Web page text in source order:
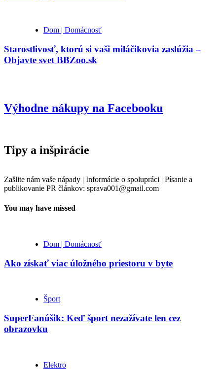
Dom | Domácnosť
Starostlivosť, ktorú si vaši miláčikovia zaslúžia –
Objavte svet BBZoo.sk
Výhodne nákupy na Facebooku
Tipy a inšpirácie
Zašlite nám vaše nápady | Informácie o spolupráci | Písanie a
publikovanie PR článkov: sprava001@gmail.com
You may have missed
Dom | Domácnosť
Ako získať viac úložného priestoru v byte
Šport
SuperFanúšik: Keď šport nezažívate len cez
obrazovku
Elektro